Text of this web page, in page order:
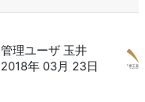
管理ユーザ 玉井
2018年 03月 23日